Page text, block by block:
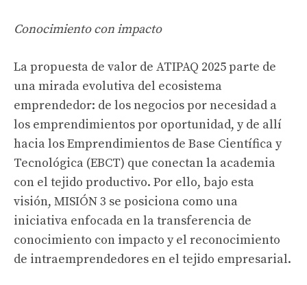
Conocimiento con impacto
La propuesta de valor de ATIPAQ 2025 parte de
una mirada evolutiva del ecosistema
emprendedor: de los negocios por necesidad a
los emprendimientos por oportunidad, y de allí
hacia los Emprendimientos de Base Científica y
Tecnológica (EBCT) que conectan la academia
con el tejido productivo. Por ello, bajo esta
visión, MISIÓN 3 se posiciona como una
iniciativa enfocada en la transferencia de
conocimiento con impacto y el reconocimiento
de intraemprendedores en el tejido empresarial.